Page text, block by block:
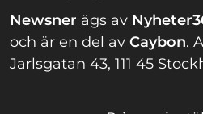
Newsner ägs av
och är en del av Caybon.
Jarlsgatan 43, 111 45